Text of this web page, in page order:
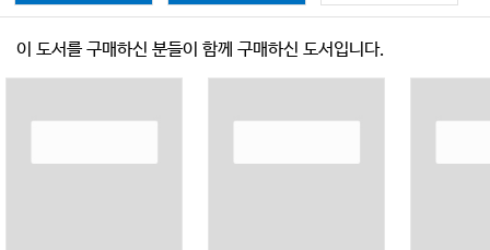
이 도서를 구매하신 분들이 함께 구매하신 도서입니다.